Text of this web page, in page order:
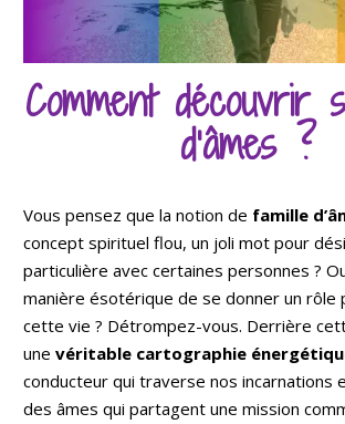
Comment découvrir
d’âmes ?
Vous pensez que la notion de famille
concept spirituel flou, un joli mot pour
particulière avec certaines personnes ?
manière ésotérique de se donner un rôle
cette vie ? Détrompez-vous. Derrière
une véritable cartographie
conducteur qui traverse nos incarnations
des âmes qui partagent une mission